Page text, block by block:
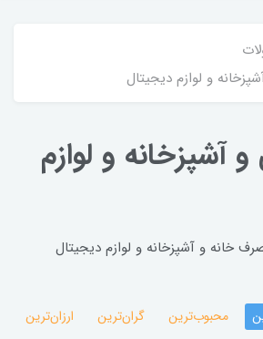
و لوازم دیجیتال
آشپزخانه و لوازم
خانه و آشپزخانه و لوازم دیجیتال
محبوب‌ترین گران‌ترین ارزان‌ترین